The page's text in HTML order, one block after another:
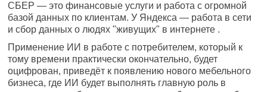
СБЕР — это финансовые услуги и работа с огромной
базой данных по клиентам. У Яндекса — работа в сети
и сбор данных о людях "живущих" в интернете .
Применение ИИ в работе с потребителем, который к
тому времени практически окончательно, будет
оцифрован, приведёт к появлению нового мебельного
бизнеса, где ИИ будет выполнять главную роль в